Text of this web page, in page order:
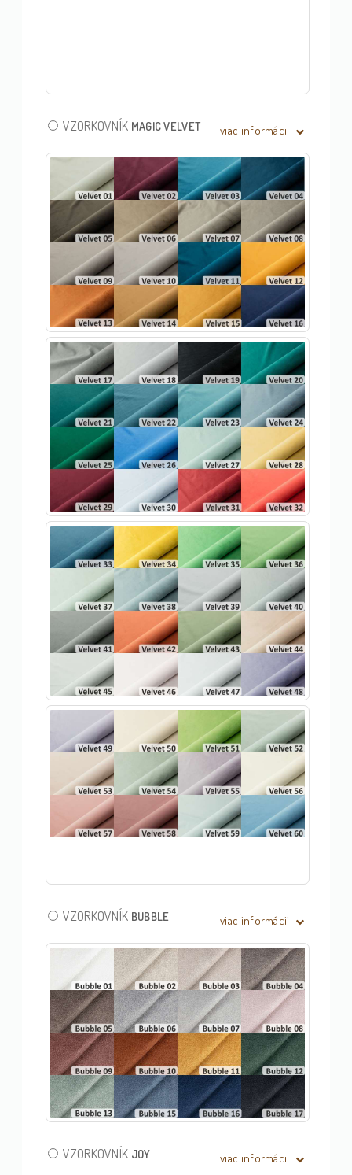
VZORKOVNÍK MAGIC VELVET viac informácii
VZORKOVNÍK BUBBLE viac informácii
VZORKOVNÍK JOY viac informácii